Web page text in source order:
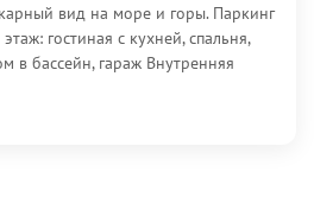
вид на море и горы. Паркинг
гостиная с кухней, спальня,
в бассейн, гараж Внутренняя